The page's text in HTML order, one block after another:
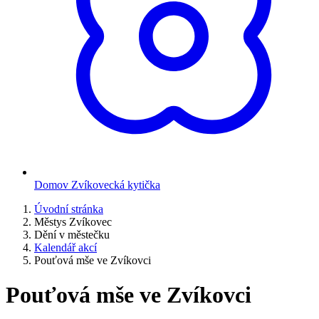
Domov Zvíkovecká kytička
Úvodní stránka
Městys Zvíkovec
Dění v městečku
Kalendář akcí
Pouťová mše ve Zvíkovci
Pouťová mše ve Zvíkovci